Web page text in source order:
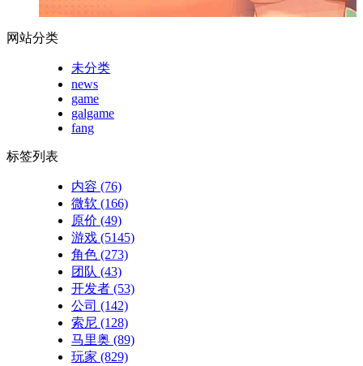
网站分类
未分类
news
game
galgame
fang
标签列表
内容 (76)
微软 (166)
原价 (49)
游戏 (5145)
角色 (273)
团队 (43)
开发者 (53)
公司 (142)
索尼 (128)
马里奥 (89)
玩家 (829)